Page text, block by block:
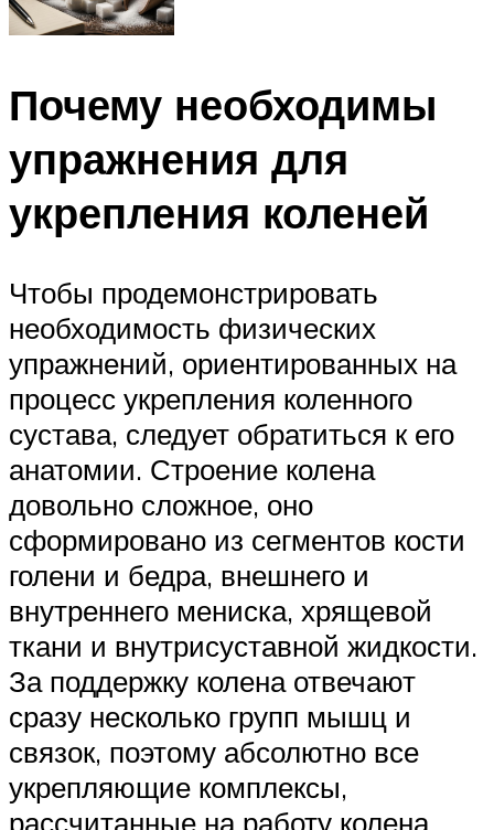
Почему необходимы
упражнения для
укрепления коленей
Чтобы продемонстрировать
необходимость физических
упражнений, ориентированных на
процесс укрепления коленного
сустава, следует обратиться к его
анатомии. Строение колена
довольно сложное, оно
сформировано из сегментов кости
голени и бедра, внешнего и
внутреннего мениска, хрящевой
ткани и внутрисуставной жидкости.
За поддержку колена отвечают
сразу несколько групп мышц и
связок, поэтому абсолютно все
укрепляющие комплексы,
рассчитанные на работу колена,